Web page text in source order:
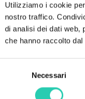
Utilizziamo i cookie
nostro traffico.
di analisi dei dati web,
che hanno raccolto
Necessari